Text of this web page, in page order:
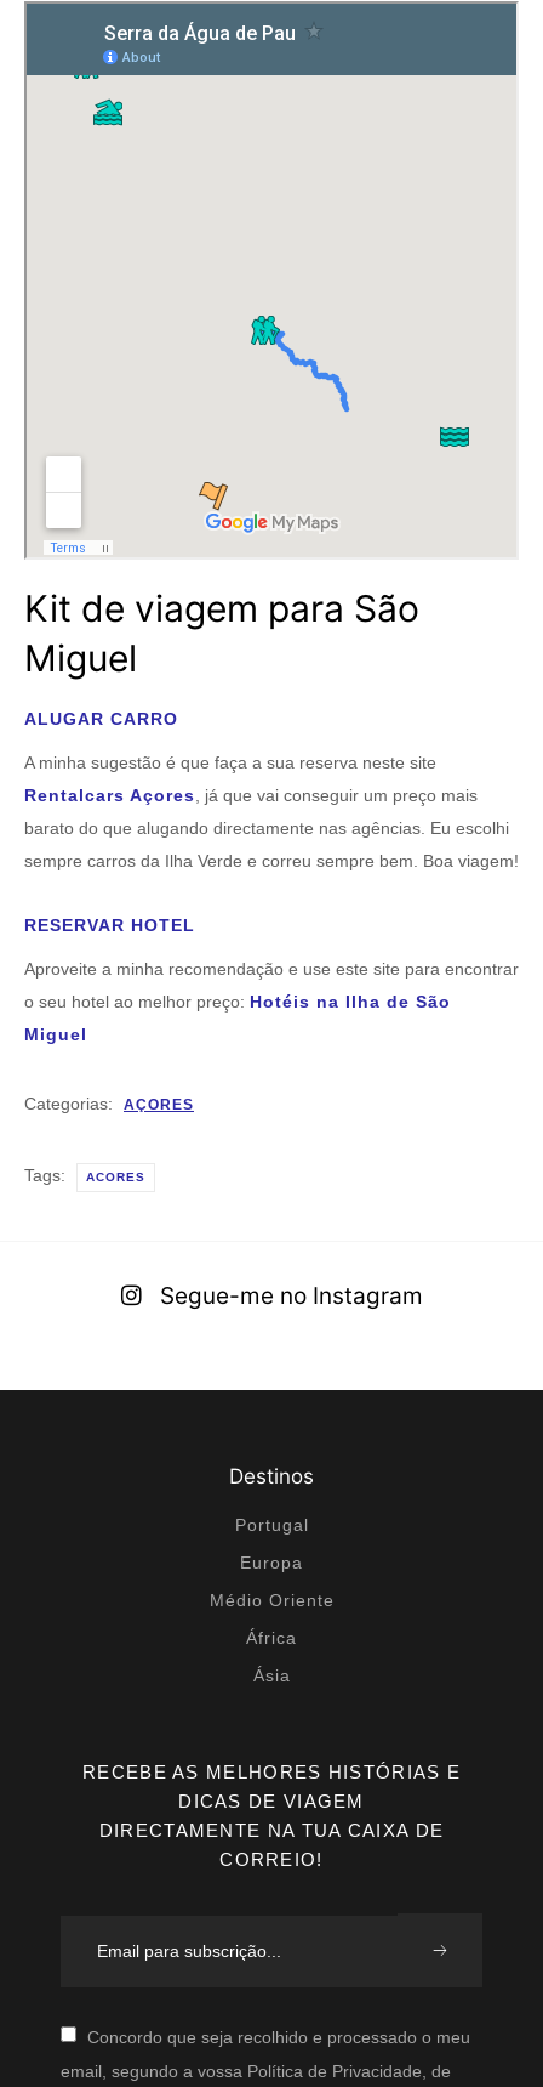
Kit de viagem para São
Miguel
ALUGAR CARRO
A minha sugestão é que faça a sua reserva neste site
Rentalcars Açores , já que vai conseguir um preço mais
barato do que alugando directamente nas agências. Eu escolhi
sempre carros da Ilha Verde e correu sempre bem. Boa viagem!
RESERVAR HOTEL
Aproveite a minha recomendação e use este site para encontrar
o seu hotel ao melhor preço: Hotéis na Ilha de São
Miguel
Categorias: AÇORES
Tags: ACORES
Segue-me no Instagram
Destinos
Portugal
Europa
Médio Oriente
África
Ásia
RECEBE AS MELHORES HISTÓRIAS E
DICAS DE VIAGEM
DIRECTAMENTE NA TUA CAIXA DE
CORREIO!
Concordo que seja recolhido e processado o meu
email, segundo a vossa Política de Privacidade, de